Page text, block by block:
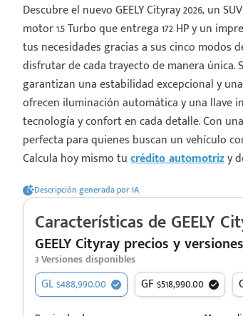
Descubre el nuevo GEELY Cityray 2026, un
motor 1.5 Turbo que entrega 172 HP y un
tus necesidades gracias a sus cinco modos
disfrutar de cada trayecto de manera
garantizan una estabilidad excepcional y
ofrecen iluminación automática y una llave
tecnología y confort en cada detalle. Con
perfecta para quienes buscan un vehículo
Calcula hoy mismo tucrédito automotrizy
Descripción generada por IA
Características de GEELY
GEELY Cityray precios y versiones
3Versiones disponibles
GL $488,990.00 GF $518,990.00
¡Espera!
enviar tu cotización
conozcas nuestro
Análisis Personalizado
asesor te guiará
para que
la mejor desición.